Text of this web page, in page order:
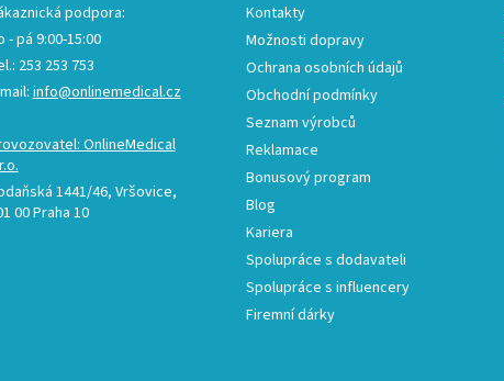
podpora:
- pá 9:00-15:00
253 253 753
info@onlinemedical.cz
OnlineMedical
1441/46, Vršovice,
00 Praha 10
Kontakty
Možnosti dopravy
Ochrana osobních údajů
Obchodní podmínky
Seznam výrobců
Reklamace
Bonusový program
Blog
Kariera
Spolupráce s dodavateli
Spolupráce s influencery
Firemní dárky